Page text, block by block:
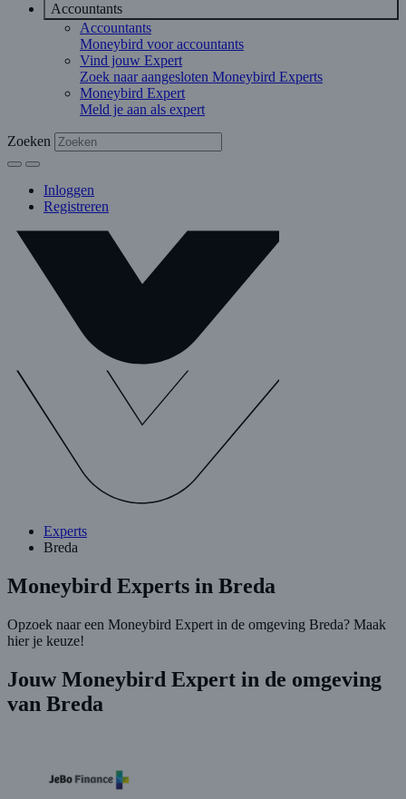
Accountants
Accountants
Moneybird voor accountants
Vind jouw Expert
Zoek naar aangesloten Moneybird Experts
Moneybird Expert
Meld je aan als expert
Zoeken
Inloggen
Registreren
Experts
Breda
Moneybird Experts in Breda
Opzoek naar een Moneybird Expert in de omgeving Breda? Maak
hier je keuze!
Jouw Moneybird Expert in de omgeving
van Breda